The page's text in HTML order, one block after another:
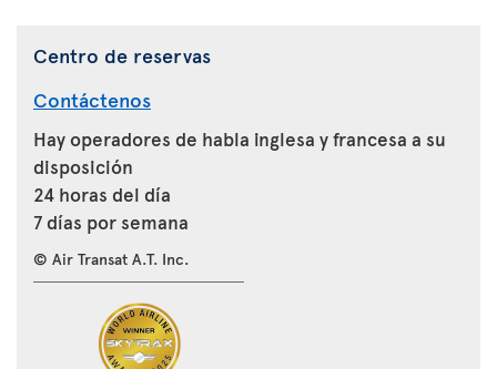
Centro de reservas
Contáctenos
Hay operadores de habla inglesa y francesa a su
disposición
24 horas del día
7 días por semana
© Air Transat A.T. Inc.